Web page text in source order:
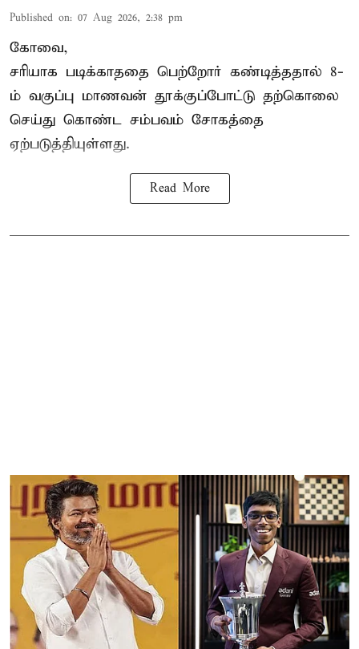
Published on: 07 Aug 2026, 2:38 pm
கோவை,
சரியாக படிக்காததை பெற்றோர் கண்டித்ததால் 8-
ம் வகுப்பு மாணவன் தூக்குப்போட்டு தற்கொலை
செய்து கொண்ட சம்பவம் சோகத்தை
ஏற்படுத்தியுள்ளது.
Read More